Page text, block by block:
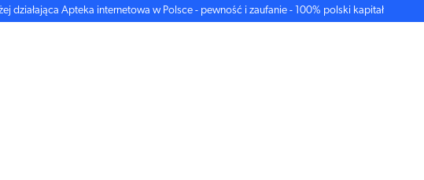
działająca Apteka internetowa w Polsce - pewność i zaufanie - 100% polski kapitał